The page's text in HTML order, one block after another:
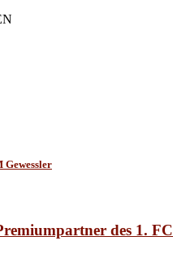
Gewessler
des 1. FC